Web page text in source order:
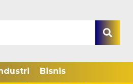
Bisnis